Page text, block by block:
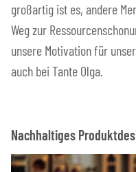
großartig ist es, andere
Weg zur
unsere Motivation für
auch bei Tante Olga.
Nachhaltiges